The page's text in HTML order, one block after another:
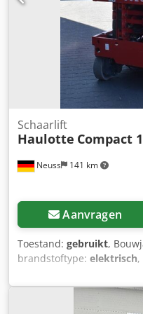
2,28 x 1,17 m
afmetingen (L x B): 2,45 x
met leuning: 2,38 m
leuning: 1,12 m
Alleen voor
2.630 kg
voor
aanwezig.
Neuss 141 km
Schaarlift
Haulotte Compact
Aanvragen
Toestand: gebruikt,
brandstoftype: elektrisch,
Leeggewicht: 2.630 kg
Werkhoogte: 1.200 cm
staat: gemiddeld